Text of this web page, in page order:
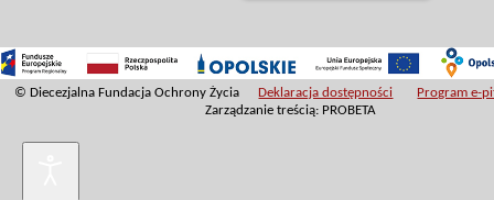
© Diecezjalna Fundacja Ochrony Życia Deklaracja dostępności
Program e-
Zarządzanie treścią: PROBETA